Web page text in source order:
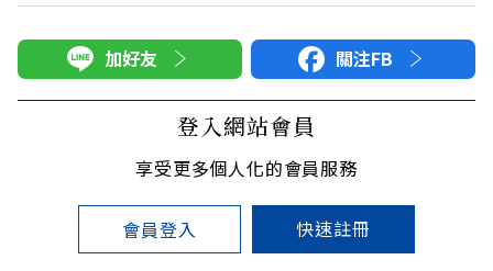
加好友 關注FB
登入網站會員
享受更多個人化的會員服務
會員登入 快速註冊